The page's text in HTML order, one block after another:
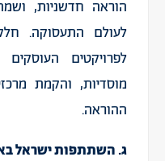
הוראה חדשניות,
לעולם התעסוקה.
לפרויקטים
מוסדיות, והקמת
ההוראה.
ג. השתתפות ישראל